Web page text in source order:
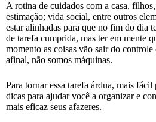
A rotina de cuidados com a casa,
estimação; vida social, entre outros
estar alinhadas para que no fim do dia
de tarefa cumprida, mas ter em mente
momento as coisas vão sair do
afinal, não somos máquinas.
Para tornar essa tarefa árdua, mais
dicas para ajudar você a organizar e
mais eficaz seus afazeres.